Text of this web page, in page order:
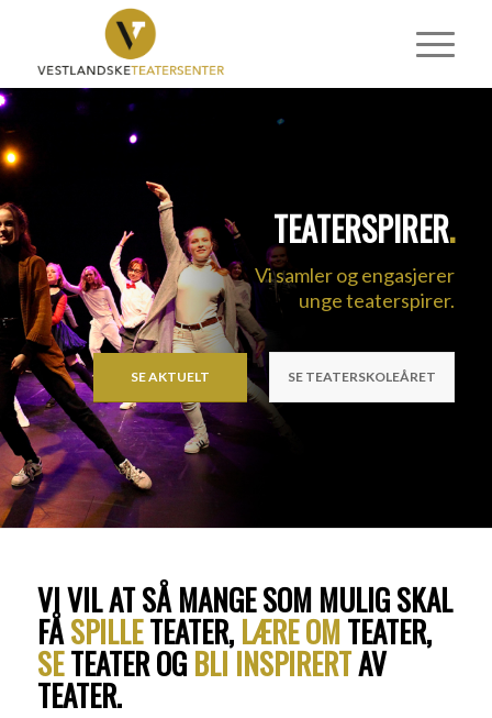
TEATERSPIRER.
Vi samler og engasjerer
unge teaterspirer.
SE AKTUELT SE TEATERSKOLEÅRET
VI VIL AT SÅ MANGE SOM MULIG SKAL
FÅSPILLETEATER, LÆRE OMTEATER,
SETEATER OG BLI INSPIRERTAV
TEATER.